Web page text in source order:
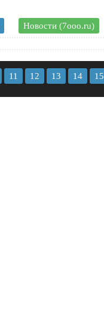
Новости (7ooo.ru)
11 12 13 14 15